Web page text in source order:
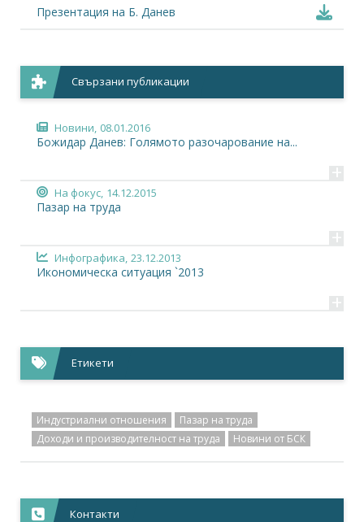
Презентация на Б. Данев
Свързани публикации
Новини, 08.01.2016
Божидар Данев: Голямото разочарование на...
+
На фокус, 14.12.2015
Пазар на труда
+
Инфографика, 23.12.2013
Икономическа ситуация `2013
+
Етикети
Индустриални отношения
Пазар на труда
Доходи и производителност на труда
Новини от БСК
Контакти